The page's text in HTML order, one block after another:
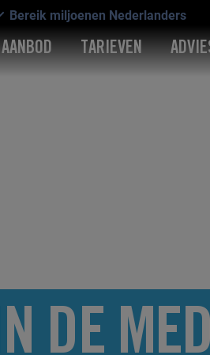
Bereik miljoenen Nederlanders
AANBOD TARIEVEN
IN DE